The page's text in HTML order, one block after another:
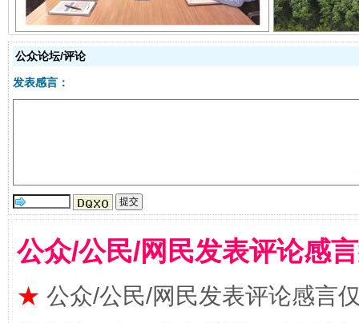
公众论坛/评论
发表感言：
公众/公民/网民发表评论感
★ 公众/公民/网民发表评论感言